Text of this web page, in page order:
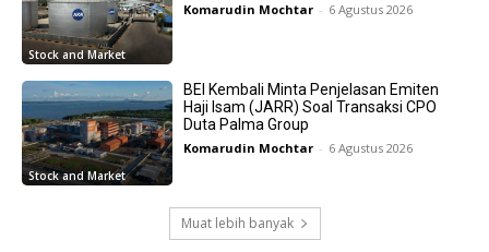
Stock and Market
Komarudin Mochtar - 6 Agustus 2026
Stock and Market
BEI Kembali Minta Penjelasan Emiten
Haji Isam (JARR) Soal Transaksi CPO
Duta Palma Group
Komarudin Mochtar - 6 Agustus 2026
Muat lebih banyak